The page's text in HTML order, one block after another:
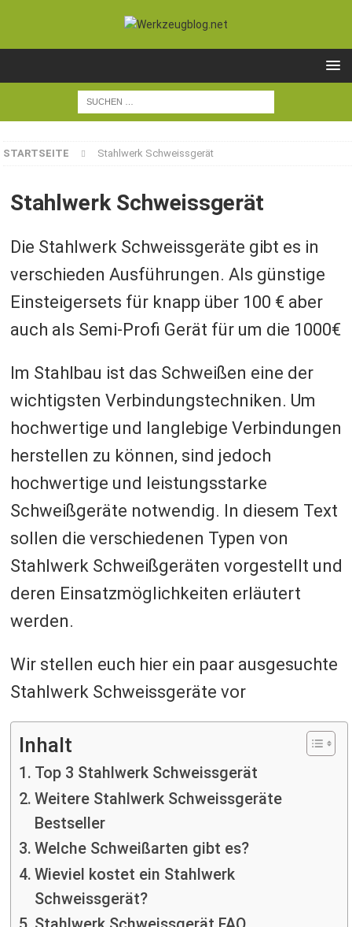
STARTSEITE Stahlwerk Schweissgerät
Stahlwerk Schweissgerät
Die Stahlwerk Schweissgeräte gibt es in
verschieden Ausführungen. Als günstige
Einsteigersets für knapp über 100 € aber
auch als Semi-Profi Gerät für um die 1000€
Im Stahlbau ist das Schweißen eine der
wichtigsten Verbindungstechniken. Um
hochwertige und langlebige Verbindungen
herstellen zu können, sind jedoch
hochwertige und leistungsstarke
Schweißgeräte notwendig. In diesem Text
sollen die verschiedenen Typen von
Stahlwerk Schweißgeräten vorgestellt und
deren Einsatzmöglichkeiten erläutert
werden.
Wir stellen euch hier ein paar ausgesuchte
Stahlwerk Schweissgeräte vor
Inhalt
Top 3 Stahlwerk Schweissgerät
Weitere Stahlwerk Schweissgeräte
Bestseller
Welche Schweißarten gibt es?
Wieviel kostet ein Stahlwerk
Schweissgerät?